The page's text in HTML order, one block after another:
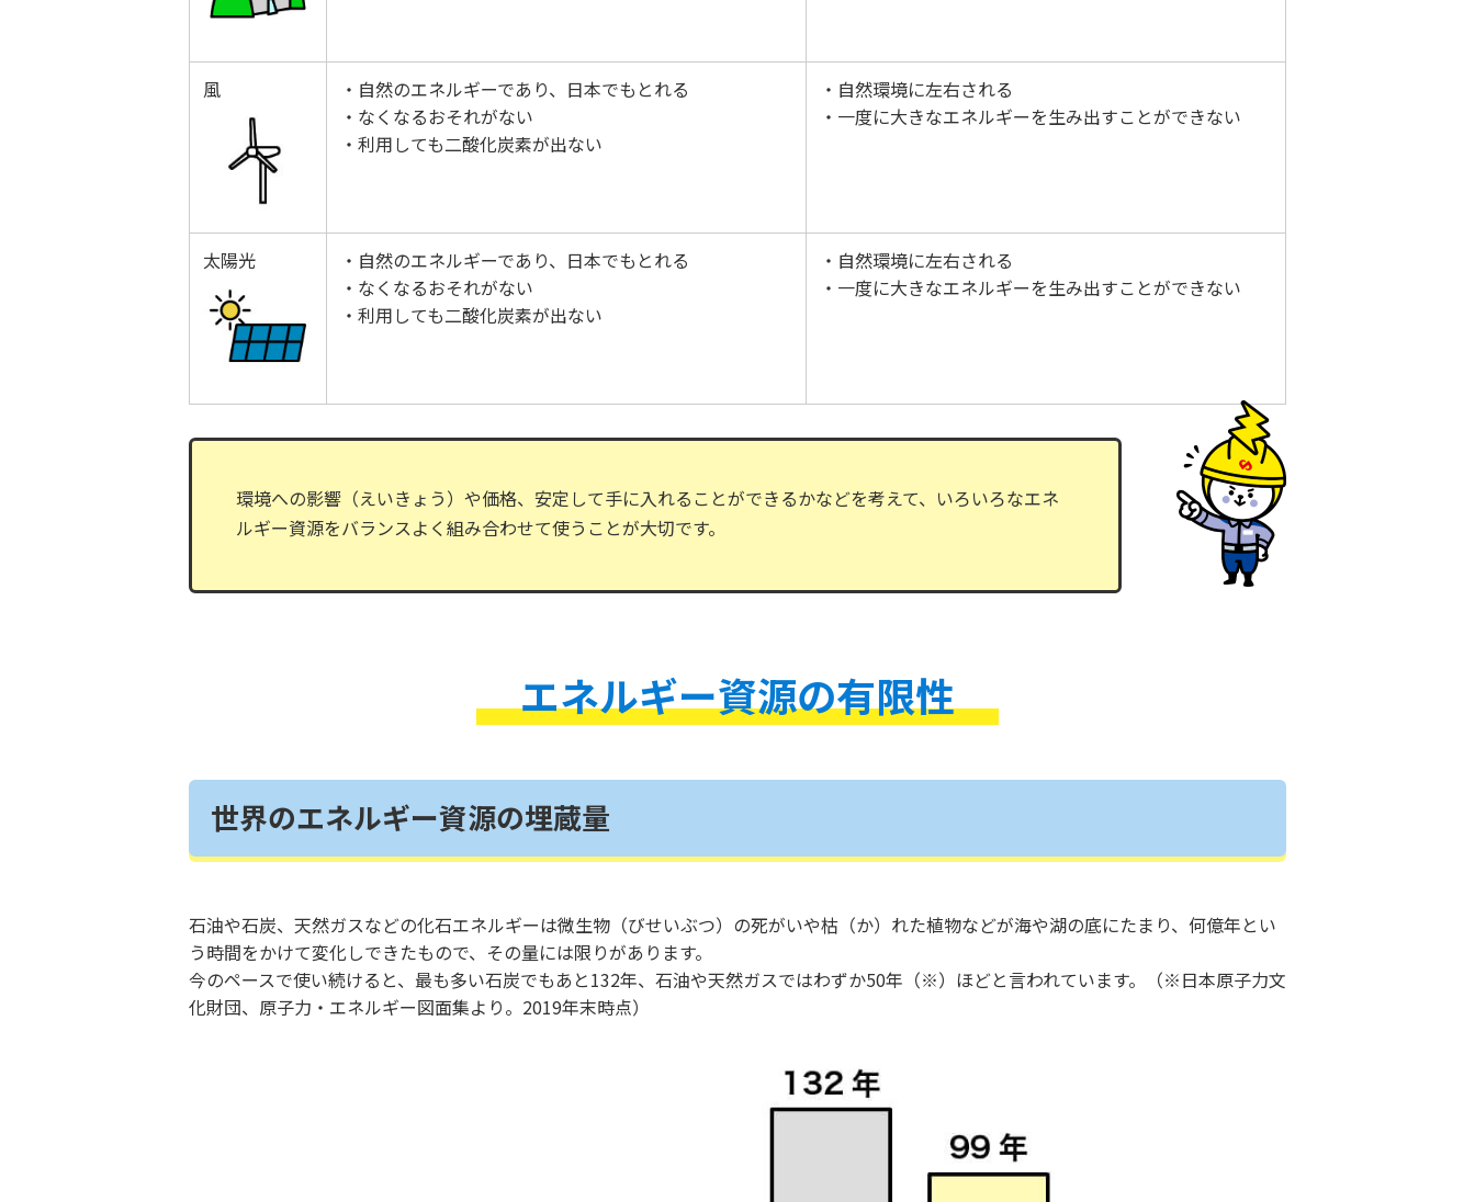
風
・自然のエネルギーであり、日本でもとれる
・なくなるおそれがない
・利用しても二酸化炭素が出ない
・自然環境に左右される
・一度に大きなエネルギーを生み出すことができない
太陽光
・自然のエネルギーであり、日本でもとれる
・なくなるおそれがない
・利用しても二酸化炭素が出ない
・自然環境に左右される
・一度に大きなエネルギーを生み出すことができない
環境への影響（えいきょう）や価格、安定して手に入れることができるかなどを考えて、いろいろなエネ
ルギー資源をバランスよく組み合わせて使うことが大切です。
エネルギー資源の有限性
世界のエネルギー資源の埋蔵量
石油や石炭、天然ガスなどの化石エネルギーは微生物（びせいぶつ）の死がいや枯（か）れた植物などが海や湖の底にたまり、何億年とい
う時間をかけて変化しできたもので、その量には限りがあります。
今のペースで使い続けると、最も多い石炭でもあと132年、石油や天然ガスではわずか50年（※）ほどと言われています。（※日本原子力文
化財団、原子力・エネルギー図面集より。2019年末時点）